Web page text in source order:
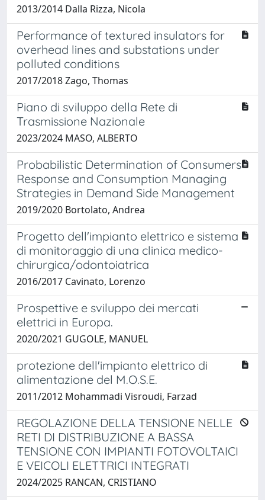
2013/2014 Dalla Rizza, Nicola
Performance of textured insulators for
overhead lines and substations under
polluted conditions
2017/2018 Zago, Thomas
Piano di sviluppo della Rete di
Trasmissione Nazionale
2023/2024 MASO, ALBERTO
Probabilistic Determination of Consumers
Response and Consumption Managing
Strategies in Demand Side Management
2019/2020 Bortolato, Andrea
Progetto dell'impianto elettrico e sistema
di monitoraggio di una clinica medico-
chirurgica/odontoiatrica
2016/2017 Cavinato, Lorenzo
Prospettive e sviluppo dei mercati
elettrici in Europa.
2020/2021 GUGOLE, MANUEL
protezione dell'impianto elettrico di
alimentazione del M.O.S.E.
2011/2012 Mohammadi Visroudi, Farzad
REGOLAZIONE DELLA TENSIONE NELLE
RETI DI DISTRIBUZIONE A BASSA
TENSIONE CON IMPIANTI FOTOVOLTAICI
E VEICOLI ELETTRICI INTEGRATI
2024/2025 RANCAN, CRISTIANO